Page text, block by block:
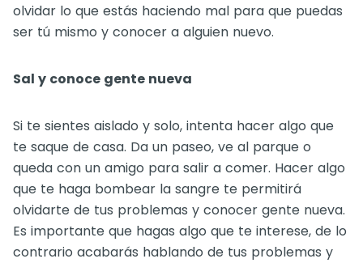
olvidar lo que estás haciendo mal para que puedas
ser tú mismo y conocer a alguien nuevo.
Sal y conoce gente nueva
Si te sientes aislado y solo, intenta hacer algo que
te saque de casa. Da un paseo, ve al parque o
queda con un amigo para salir a comer. Hacer algo
que te haga bombear la sangre te permitirá
olvidarte de tus problemas y conocer gente nueva.
Es importante que hagas algo que te interese, de lo
contrario acabarás hablando de tus problemas y